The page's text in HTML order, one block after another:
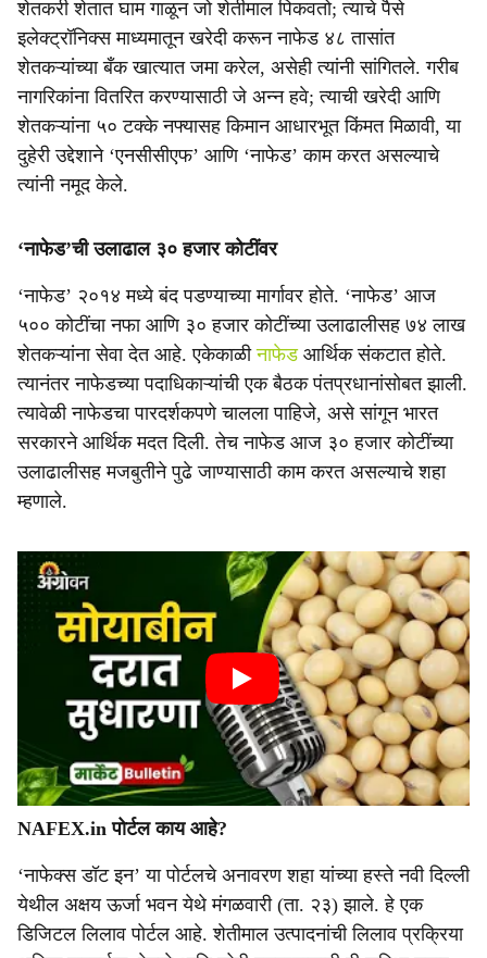
शेतकरी शेतात घाम गाळून जो शेतीमाल पिकवतो; त्याचे पैसे
इलेक्ट्रॉनिक्स माध्यमातून खरेदी करून नाफेड ४८ तासांत
शेतकऱ्यांच्या बँक खात्यात जमा करेल, असेही त्यांनी सांगितले. गरीब
नागरिकांना वितरित करण्यासाठी जे अन्न हवे; त्याची खरेदी आणि
शेतकऱ्यांना ५० टक्के नफ्यासह किमान आधारभूत किंमत मिळावी, या
दुहेरी उद्देशाने ‘एनसीसीएफ’ आणि ‘नाफेड’ काम करत असल्याचे
त्यांनी नमूद केले.
‘नाफेड’ची उलाढाल ३० हजार कोटींवर
‘नाफेड’ २०१४ मध्ये बंद पडण्याच्या मार्गावर होते. ‘नाफेड’ आज
५०० कोटींचा नफा आणि ३० हजार कोटींच्या उलाढालीसह ७४ लाख
शेतकऱ्यांना सेवा देत आहे. एकेकाळीनाफेडआर्थिक संकटात होते.
त्यानंतर नाफेडच्या पदाधिकाऱ्यांची एक बैठक पंतप्रधानांसोबत झाली.
त्यावेळी नाफेडचा पारदर्शकपणे चालला पाहिजे, असे सांगून भारत
सरकारने आर्थिक मदत दिली. तेच नाफेड आज ३० हजार कोटींच्या
उलाढालीसह मजबुतीने पुढे जाण्यासाठी काम करत असल्याचे शहा
म्हणाले.
NAFEX.in पोर्टल काय आहे?
‘नाफेक्स डॉट इन’ या पोर्टलचे अनावरण शहा यांच्या हस्ते नवी दिल्ली
येथील अक्षय ऊर्जा भवन येथे मंगळवारी (ता. २३) झाले. हे एक
डिजिटल लिलाव पोर्टल आहे. शेतीमाल उत्पादनांची लिलाव प्रक्रिया